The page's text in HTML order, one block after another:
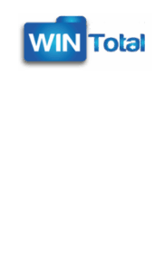
Inhalt
springen